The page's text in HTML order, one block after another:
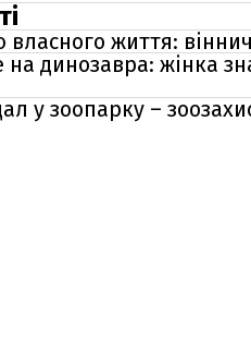
власного життя:
на динозавра: жінка
у зоопарку –